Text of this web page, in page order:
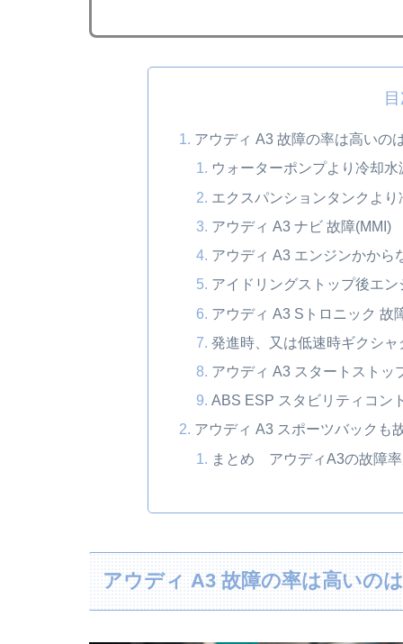
アウディ A3 故障の率は高いの
ウォーターポンプより冷却水
エクスパンションタンクよ
アウディ A3 ナビ 故障(MMI)
アウディ A3 エンジンかか
アイドリングストップ後エ
アウディ A3 Sトロニック 故
発進時、又は低速時ギクシャ
アウディ A3 スタートストッ
ABS ESP スタビリティコン
アウディ A3 スポーツバックも
まとめ アウディA3の故障
アウディ A3 故障の率は高いの